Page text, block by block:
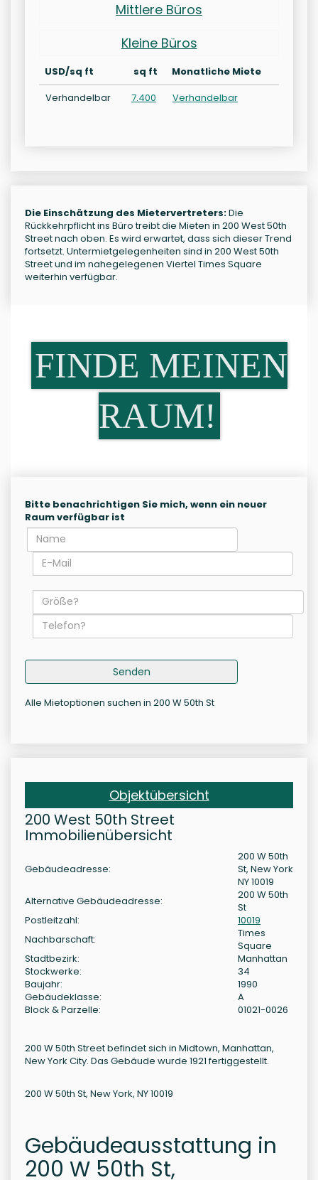
Mittlere Büros
Kleine Büros
USD/sq ft sq ft
Monatliche Miete
Verhandelbar
7.400 Verhandelbar
Die Einschätzung des Mietervertreters:Die
Rückkehrpflicht ins Büro treibt die Mieten in 200 West 50th
Street nach oben. Es wird erwartet, dass sich dieser Trend
fortsetzt. Untermietgelegenheiten sind in 200 West 50th
Street und im nahegelegenen Viertel Times Square
weiterhin verfügbar.
FINDE MEINEN
RAUM!
Bitte benachrichtigen Sie mich, wenn ein neuer
Raum verfügbar ist
Senden
Alle Mietoptionen suchen in 200 W 50th St
Objektübersicht
200 West 50th Street
Immobilienübersicht
Gebäudeadresse:
200 W 50th
St, New York
NY 10019
Alternative Gebäudeadresse:
200 W 50th
St
Postleitzahl:
10019
Nachbarschaft:
Times
Square
Stadtbezirk:
Manhattan
Stockwerke:
34
Baujahr:
1990
Gebäudeklasse:
A
Block & Parzelle:
01021-0026
200 W 50th Street befindet sich in Midtown, Manhattan,
New York City. Das Gebäude wurde 1921 fertiggestellt.
200 W 50th St, New York, NY 10019
Gebäudeausstattung in
200 W 50th St,